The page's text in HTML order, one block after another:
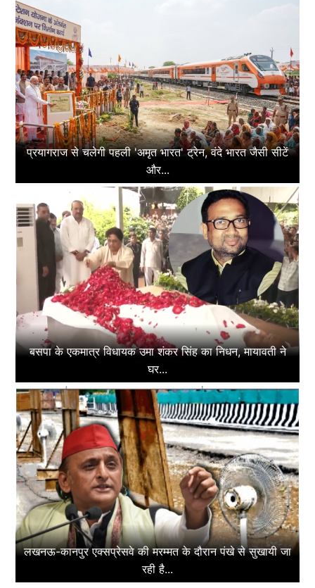
प्रयागराज से चलेगी पहली 'अमृत भारत' ट्रेन, वंदे भारत जैसी सीटें
और...
बसपा के एकमात्र विधायक उमा शंकर सिंह का निधन, मायावती ने
घर...
लखनऊ-कानपुर एक्सप्रेसवे की मरम्मत के दौरान पंखे से सुखायी जा
रही है...